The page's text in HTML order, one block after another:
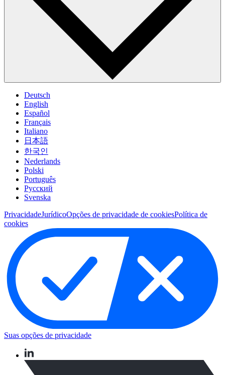
Deutsch
English
Español
Français
Italiano
日本語
한국인
Nederlands
Polski
Português
Pусский
Svenska
PrivacidadeJurídicoOpções de privacidade de cookiesPolítica de
cookies
Suas opções de privacidade